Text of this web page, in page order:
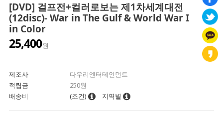
[DVD] 걸프전+컬러로보는 제1차세계대전
(12disc)- War in The Gulf & World War I
in Color
25,400원
제조사
다우리엔터테인먼트
적립금
250원
배송비
(조건) 지역별